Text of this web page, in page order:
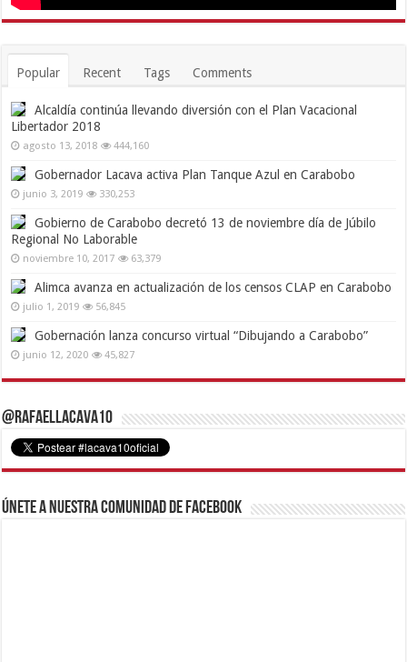
Popular Recent Tags Comments
Alcaldía continúa llevando diversión con el Plan Vacacional
Libertador 2018
agosto 13, 2018 444,160
Gobernador Lacava activa Plan Tanque Azul en Carabobo
junio 3, 2019 330,253
Gobierno de Carabobo decretó 13 de noviembre día de Júbilo
Regional No Laborable
noviembre 10, 2017 63,379
Alimca avanza en actualización de los censos CLAP en Carabobo
julio 1, 2019 56,845
Gobernación lanza concurso virtual “Dibujando a Carabobo”
junio 12, 2020 45,827
@RafaelLacava10
Únete a nuestra comunidad de Facebook